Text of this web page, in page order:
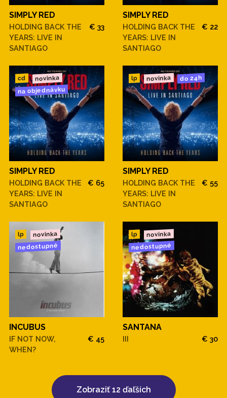
SIMPLY RED
HOLDING BACK THE
YEARS: LIVE IN
SANTIAGO
€ 33
SIMPLY RED
HOLDING BACK THE
YEARS: LIVE IN
SANTIAGO
€ 22
cd novinka
na objednávku
SIMPLY RED
HOLDING BACK THE
YEARS: LIVE IN
SANTIAGO
€ 65
lp novinka do 24h
SIMPLY RED
HOLDING BACK THE
YEARS: LIVE IN
SANTIAGO
€ 55
lp novinka
nedostupné
INCUBUS
IF NOT NOW,
WHEN?
€ 45
lp novinka
nedostupné
SANTANA
€ 30
Zobraziť 12 ďaľších